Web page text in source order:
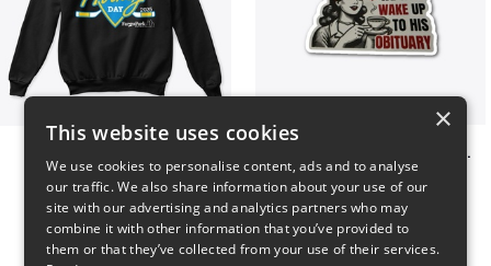
$33
ONE DAY WE WILL WAKE UP TO HIS OBITUARY
$10
×
This website uses cookies
We use cookies to personalise content, ads and to analyse
our traffic. We also share information about your use of our
site with our advertising and analytics partners who may
combine it with other information that you’ve provided to
them or that they’ve collected from your use of their services.